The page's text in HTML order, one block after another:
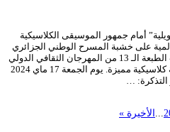
أمام جمهور الموسيقى الكلاسيكية
على خشبة المسرح الوطني الجزائري
“محي الدين بشطارزي” ضمن فعاليات الطبعة الـ 13 من المهرجان الثقافي الدولي
للموسيقى السيمفونية، في سهرة فنية كلاسيكية مميزة. يوم الجمعة 17 ماي 2024
... الأخيرة »